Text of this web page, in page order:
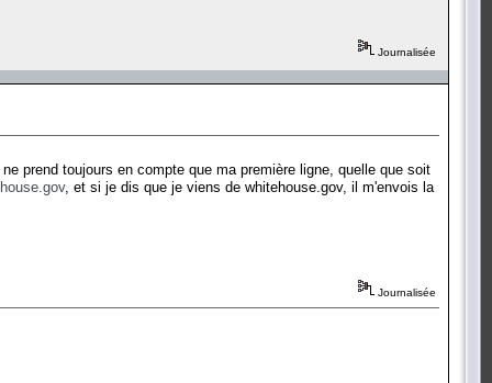
Journalisée
prend toujours en compte que ma première ligne, quelle que soit
, et si je dis que je viens de whitehouse.gov, il m'envois la
Journalisée